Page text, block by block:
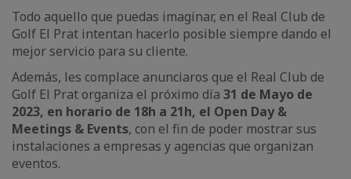
Todo aquello que puedas imaginar, en el Real Club de
Golf El Prat intentan hacerlo posible siempre dando el
mejor servicio para su cliente.
Además, les complace anunciaros que el Real Club de
Golf El Prat organiza el próximo día 31 de Mayo de
2023, en horario de 18h a 21h, el Open Day &
Meetings & Events, con el fin de poder mostrar sus
instalaciones a empresas y agencias que organizan
eventos.